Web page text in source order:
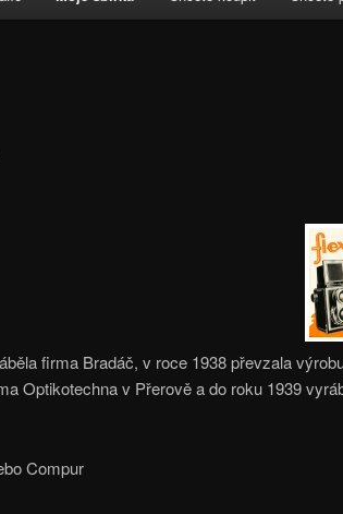
firma Bradáč, v roce 1938 převzala
Optikotechna v Přerově a do roku 1939
Compur